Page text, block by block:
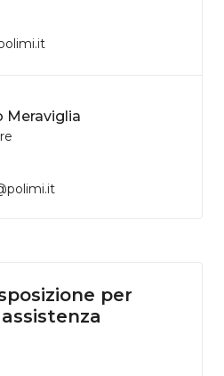
Meraviglia
per